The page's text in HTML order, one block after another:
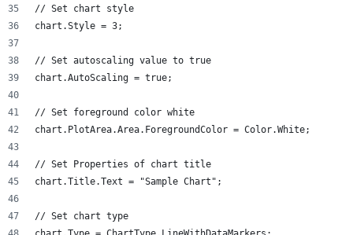
// Set chart style
chart.Style = 3;
// Set autoscaling value to true
chart.AutoScaling = true;
// Set foreground color white
chart.PlotArea.Area.ForegroundColor = Color.White;
// Set Properties of chart title
chart.Title.Text = "Sample Chart";
// Set chart type